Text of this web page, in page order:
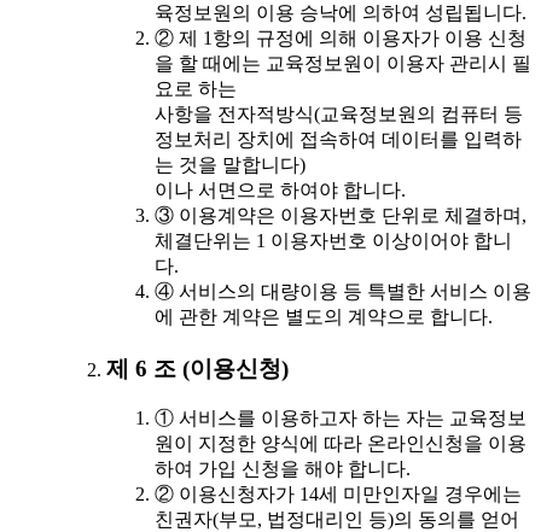
육정보원의 이용 승낙에 의하여 성립됩니다.
② 제 1항의 규정에 의해 이용자가 이용 신청
을 할 때에는 교육정보원이 이용자 관리시 필
요로 하는
사항을 전자적방식(교육정보원의 컴퓨터 등
정보처리 장치에 접속하여 데이터를 입력하
는 것을 말합니다)
이나 서면으로 하여야 합니다.
③ 이용계약은 이용자번호 단위로 체결하며,
체결단위는 1 이용자번호 이상이어야 합니
다.
④ 서비스의 대량이용 등 특별한 서비스 이용
에 관한 계약은 별도의 계약으로 합니다.
제 6 조 (이용신청)
① 서비스를 이용하고자 하는 자는 교육정보
원이 지정한 양식에 따라 온라인신청을 이용
하여 가입 신청을 해야 합니다.
② 이용신청자가 14세 미만인자일 경우에는
친권자(부모, 법정대리인 등)의 동의를 얻어